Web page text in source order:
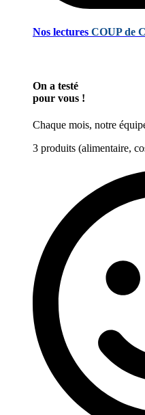
Nos lectures COUP de
On a testé
pour vous !
Chaque mois, notre
3 produits (alimentaire,